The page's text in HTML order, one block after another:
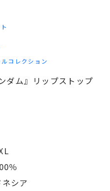
コレクション
ダム』リップストップ
％
シア